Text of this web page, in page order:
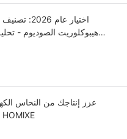
اختيار عام
هيبوكلوريت الصوديوم -
عزز إنتاجك من النحاس
أنودات التيتانيوم HOMlXE